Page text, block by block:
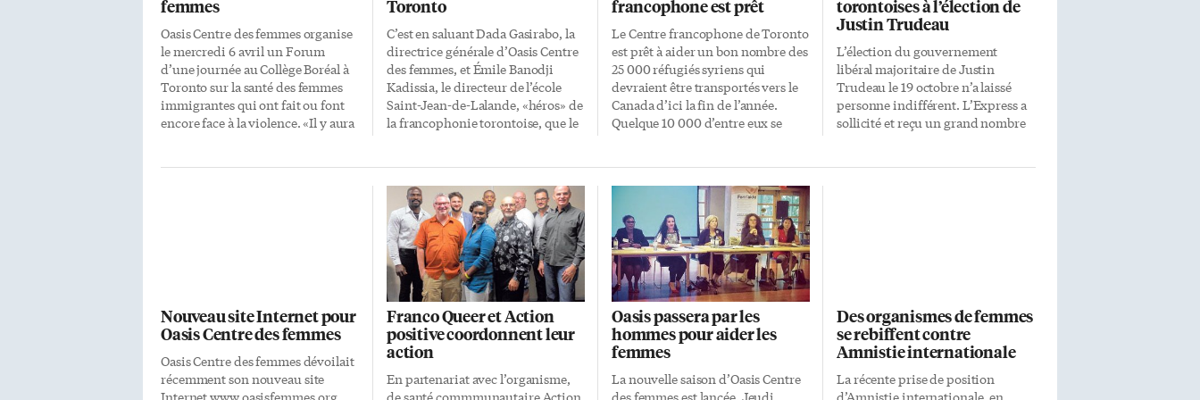
femmes
Oasis Centre des femmes organise
le mercredi 6 avril un Forum
d’une journée au Collège Boréal à
Toronto sur la santé des femmes
immigrantes qui ont fait ou font
encore face à la violence. «Il y aura
l’immigration, le statut social,
l’origine, la violence sexiste, la
répression politique, la
colonisation, les génocides,
plusieurs problématiques
Toronto
C’est en saluant Dada Gasirabo, la
directrice générale d’Oasis Centre
des femmes, et Émile Banodji
Kadissia, le directeur de l’école
Saint-Jean-de-Lalande, «héros» de
la francophonie torontoise, que le
l’Histoire des Noirs. «C’est un clin
d’oeil à l’Histoire que de rendre
hommage aux gens qui ont
travaillé et contribué à faire une
différence dans notre
communauté et au Canada»,
explique Sophie Bernier, la
coordonnatrice du volet culturel
du CFT qui organisait la 11e
édition de cet événement annuel
où priment la musique et la
gastronomie […]
francophone est prêt
Le Centre francophone de Toronto
est prêt à aider un bon nombre des
25 000 réfugiés syriens qui
devraient être transportés vers le
Canada d’ici la fin de l’année.
Quelque 10 000 d’entre eux se
ces familles syriennes sont
francophones, ni si le
gouvernement fédéral compte
installer certains de ces
francophones à l’extérieur du
Québec. (Ottawa devait préciser
lundi les modalités d’entrée et de
répartition de ces réfugiés.) C’est
l’organisme Lifeline Syria, le
principal partenaire du
gouvernement provincial, avec
qui le CFT est déjà en contact
torontoises à l’élection de
Justin Trudeau
L’élection du gouvernement
libéral majoritaire de Justin
Trudeau le 19 octobre n’a laissé
personne indifférent. L’Express a
sollicité et reçu un grand nombre
administration et de travailler
avec le gouvernement sur les
enjeux qui touchent de près la
francophonie ontarienne.
Plusieurs Franco-Ontariens et
Nouveau site Internet pour
Oasis Centre des femmes
Oasis Centre des femmes dévoilait
récemment son nouveau site
Internet www.oasisfemmes.org
Franco Queer et Action
positive coordonnent leur
action
En partenariat avec l’organisme,
de santé commmunautaire Action
Oasis passera par les
hommes pour aider les
femmes
La nouvelle saison d’Oasis Centre
des femmes est lancée. Jeudi
Des organismes de femmes
se rebiffent contre
Amnistie internationale
La récente prise de position
d’Amnistie internationale, en